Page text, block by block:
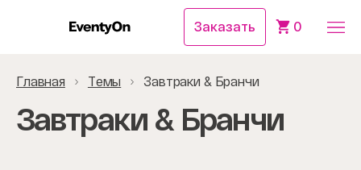
Заказать 0
Главная Темы Завтраки & Бранчи
Завтраки & Бранчи